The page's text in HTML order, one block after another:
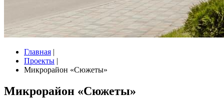
Главная |
Проекты |
Микрорайон «Сюжеты»
Микрорайон «Сюжеты»